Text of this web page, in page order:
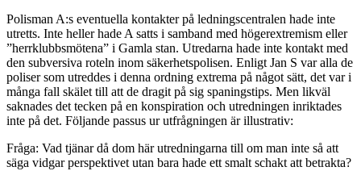
Polisman A:s eventuella kontakter på ledningscentralen hade inte
utretts. Inte heller hade A satts i samband med högerextremism eller
”herrklubbsmötena” i Gamla stan. Utredarna hade inte kontakt med
den subversiva roteln inom säkerhetspolisen. Enligt Jan S var alla de
poliser som utreddes i denna ordning extrema på något sätt, det var i
många fall skälet till att de dragit på sig spaningstips. Men likväl
saknades det tecken på en konspiration och utredningen inriktades
inte på det. Följande passus ur utfrågningen är illustrativ:
Fråga: Vad tjänar då dom här utredningarna till om man inte så att
säga vidgar perspektivet utan bara hade ett smalt schakt att betrakta?